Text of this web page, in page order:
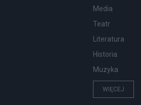
Media
Teatr
Literatura
Historia
Muzyka
WIĘCEJ